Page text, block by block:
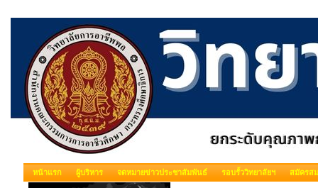
หน้าแรก ผู้บริหาร จดหมายข่าวประชาสัมพันธ์ รอบรั้ววิทยาลัยฯ สมัครส